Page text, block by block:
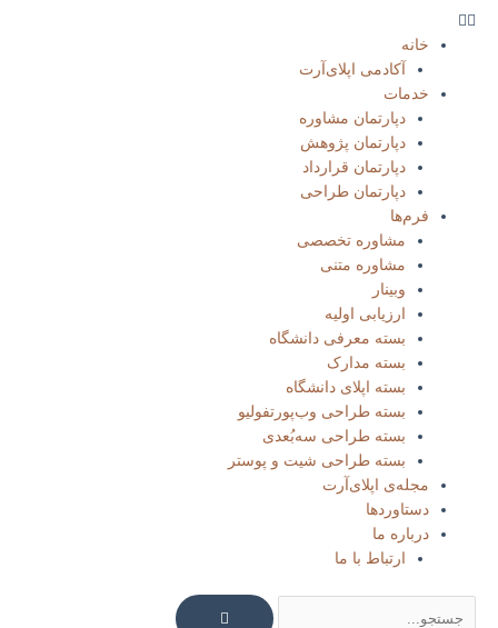
خانه
آکادمی اپلای‌آرت
خدمات
دپارتمان مشاوره
دپارتمان پژوهش
دپارتمان قرارداد
دپارتمان طراحی
فرم‌ها
مشاوره تخصصی
مشاوره متنی
وبینار
ارزیابی اولیه
بسته معرفی دانشگاه
بسته مدارک
بسته‌ اپلای دانشگاه
بسته طراحی وب‌پورتفولیو​
بسته طراحی سه‌بُعدی
بسته طراحی شیت و پوستر
مجله‌ی اپلای‌آرت
دستاوردها
درباره ما
ارتباط با ما